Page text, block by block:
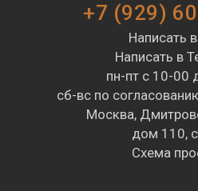
+7 (929)
Написать
Написать в
пн-пт с 10-00
сб-вс по
Москва,
дом 110,
Схема